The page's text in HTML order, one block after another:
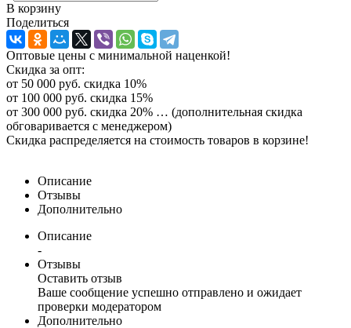
В корзину
Поделиться
Оптовые цены с минимальной наценкой!
Скидка за опт:
от 50 000 руб. скидка 10%
от 100 000 руб. скидка 15%
от 300 000 руб. скидка 20% … (дополнительная скидка
обговаривается с менеджером)
Скидка распределяется на стоимость товаров в корзине!
Описание
Отзывы
Дополнительно
Описание
-
Отзывы
Оставить отзыв
Ваше сообщение успешно отправлено и ожидает
проверки модератором
Дополнительно